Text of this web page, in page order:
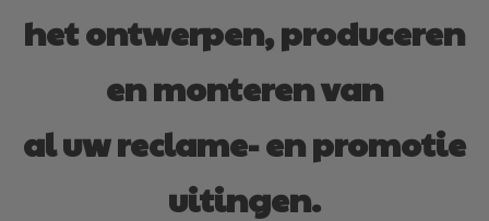
het ontwerpen, produceren
en monteren van
al uw reclame- en promotie
uitingen.